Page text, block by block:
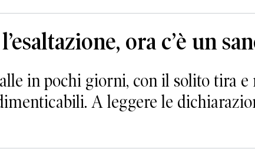
ora c’è un
in pochi giorni, con il solito tira
A leggere le